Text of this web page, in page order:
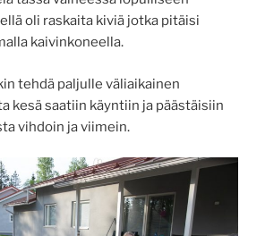
oli raskaita kiviä jotka pitäisi
kaivinkoneella.
tehdä paljulle väliaikainen
kesä saatiin käyntiin ja päästäisiin
vihdoin ja viimein.